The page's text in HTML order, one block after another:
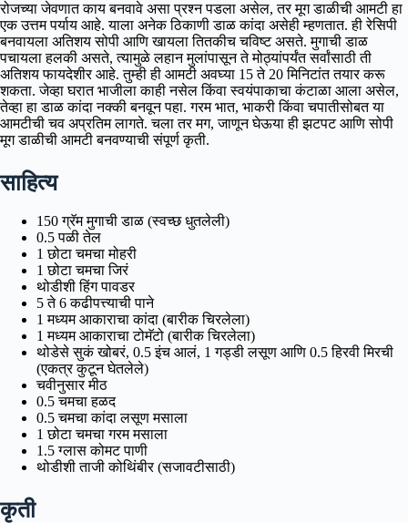
रोजच्या जेवणात काय बनवावे असा प्रश्न पडला असेल, तर मूग डाळीची आमटी हा
एक उत्तम पर्याय आहे. याला अनेक ठिकाणी डाळ कांदा असेही म्हणतात. ही रेसिपी
बनवायला अतिशय सोपी आणि खायला तितकीच चविष्ट असते. मुगाची डाळ
पचायला हलकी असते, त्यामुळे लहान मुलांपासून ते मोठ्यांपर्यंत सर्वांसाठी ती
अतिशय फायदेशीर आहे. तुम्ही ही आमटी अवघ्या 15 ते 20 मिनिटांत तयार करू
शकता. जेव्हा घरात भाजीला काही नसेल किंवा स्वयंपाकाचा कंटाळा आला असेल,
तेव्हा हा डाळ कांदा नक्की बनवून पहा. गरम भात, भाकरी किंवा चपातीसोबत या
आमटीची चव अप्रतिम लागते. चला तर मग, जाणून घेऊया ही झटपट आणि सोपी
मूग डाळीची आमटी बनवण्याची संपूर्ण कृती.
साहित्य
150 ग्रॅम मुगाची डाळ (स्वच्छ धुतलेली)
0.5 पळी तेल
1 छोटा चमचा मोहरी
1 छोटा चमचा जिरं
थोडीशी हिंग पावडर
5 ते 6 कढीपत्त्याची पाने
1 मध्यम आकाराचा कांदा (बारीक चिरलेला)
1 मध्यम आकाराचा टोमॅटो (बारीक चिरलेला)
थोडेसे सुकं खोबरं, 0.5 इंच आलं, 1 गड्डी लसूण आणि 0.5 हिरवी मिरची
(एकत्र कुटून घेतलेले)
चवीनुसार मीठ
0.5 चमचा हळद
0.5 चमचा कांदा लसूण मसाला
1 छोटा चमचा गरम मसाला
1.5 ग्लास कोमट पाणी
थोडीशी ताजी कोथिंबीर (सजावटीसाठी)
कृती